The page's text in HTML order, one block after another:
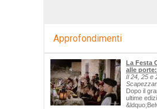
Approfondimenti
La Festa
alle
Il 24, 25 e
Dopo il
ultime